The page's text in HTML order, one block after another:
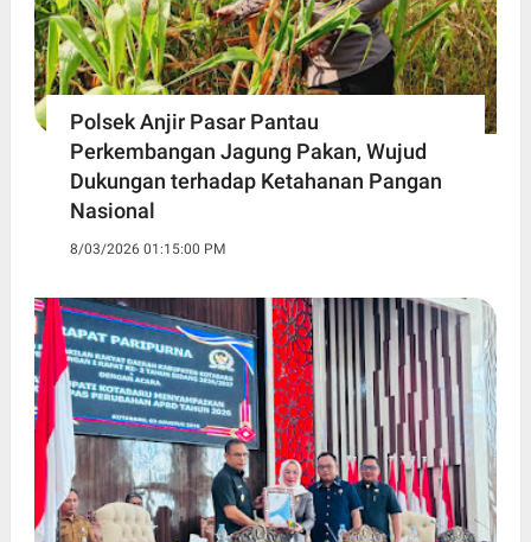
Polsek Anjir Pasar Pantau
Perkembangan Jagung Pakan, Wujud
Dukungan terhadap Ketahanan Pangan
Nasional
8/03/2026 01:15:00 PM